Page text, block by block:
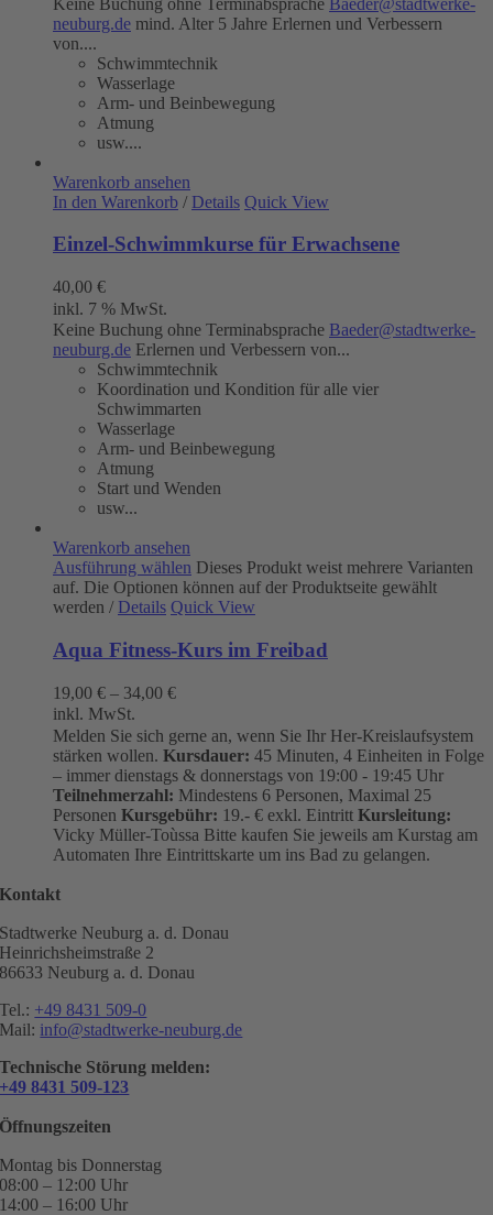
neuburg.de mind. Alter 5 Jahre Erlernen und Verbessern
von....
Schwimmtechnik
Wasserlage
Arm- und Beinbewegung
Atmung
usw....
Warenkorb ansehen
In den Warenkorb / Details Quick View
Einzel-Schwimmkurse für Erwachsene
40,00 €
inkl. 7 % MwSt.
Keine Buchung ohne Terminabsprache Baeder@stadtwerke-
neuburg.de Erlernen und Verbessern von...
Schwimmtechnik
Koordination und Kondition für alle vier
Schwimmarten
Wasserlage
Arm- und Beinbewegung
Atmung
Start und Wenden
usw...
Warenkorb ansehen
Ausführung wählen Dieses Produkt weist mehrere Varianten
auf. Die Optionen können auf der Produktseite gewählt
werden / Details Quick View
Aqua Fitness-Kurs im Freibad
19,00 € – 34,00 €
inkl. MwSt.
Melden Sie sich gerne an, wenn Sie Ihr Her-Kreislaufsystem
stärken wollen. Kursdauer: 45 Minuten, 4 Einheiten in Folge
– immer dienstags & donnerstags von 19:00 - 19:45 Uhr
Teilnehmerzahl: Mindestens 6 Personen, Maximal 25
Personen Kursgebühr: 19.- € exkl. Eintritt Kursleitung:
Vicky Müller-Toùssa Bitte kaufen Sie jeweils am Kurstag am
Automaten Ihre Eintrittskarte um ins Bad zu gelangen.
Kontakt
Stadtwerke Neuburg a. d. Donau
Heinrichsheimstraße 2
86633 Neuburg a. d. Donau
Tel.: +49 8431 509-0
Mail: info@stadtwerke-neuburg.de
Technische Störung melden:
+49 8431 509-123
Öffnungszeiten
Montag bis Donnerstag
08:00 – 12:00 Uhr
14:00 – 16:00 Uhr